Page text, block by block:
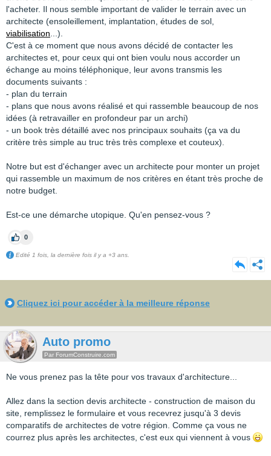
l'acheter. Il nous semble important de valider le terrain avec un
architecte (ensoleillement, implantation, études de sol,
viabilisation ...).
C'est à ce moment que nous avons décidé de contacter les
architectes et, pour ceux qui ont bien voulu nous accorder un
échange au moins téléphonique, leur avons transmis les
documents suivants :
- plan du terrain
- plans que nous avons réalisé et qui rassemble beaucoup de nos
idées (à retravailler en profondeur par un archi)
- un book très détaillé avec nos principaux souhaits (ça va du
critère très simple au truc très très complexe et couteux).
Notre but est d'échanger avec un architecte pour monter un projet
qui rassemble un maximum de nos critères en étant très proche de
notre budget.
Est-ce une démarche utopique. Qu'en pensez-vous ?
0
Edité 1 fois, la dernière fois il y a +3 ans.
Cliquez ici pour accéder à la meilleure réponse
Auto promo
Par ForumConstruire.com
Ne vous prenez pas la tête pour vos travaux d'architecture...
Allez dans la section devis architecte - construction de maison du
site, remplissez le formulaire et vous recevrez jusqu'à 3 devis
comparatifs de architectes de votre région. Comme ça vous ne
courrez plus après les architectes, c'est eux qui viennent à vous